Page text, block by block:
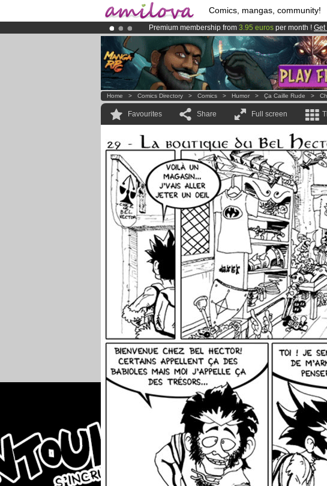
Comics, mangas, community!
Premium membership from 3.95 euros per month ! Get
AmilovaKickstarter is now LIVE!.
Already 134393membersand 1208 comics & mangas!
Home > Comics Directory > Comics > Humor > Ҫa Caille Rude >
Favourites Share Full screen